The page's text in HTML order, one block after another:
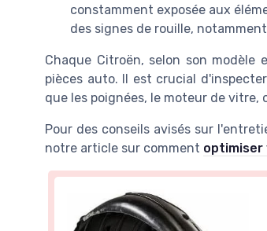
constamment exposée aux
des signes de rouille,
Chaque Citroën, selon son modèle
pièces auto. Il est crucial
que les poignées, le moteur de vitre,
Pour des conseils avisés sur
notre article sur comment optimiser